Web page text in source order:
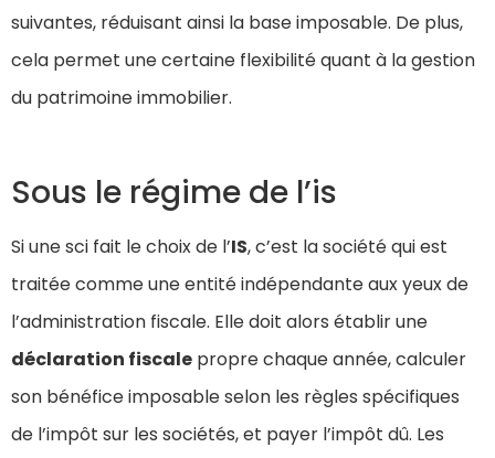
suivantes, réduisant ainsi la base imposable. De plus,
cela permet une certaine flexibilité quant à la gestion
du patrimoine immobilier.
Sous le régime de l’is
Si une sci fait le choix de l’IS, c’est la société qui est
traitée comme une entité indépendante aux yeux de
l’administration fiscale. Elle doit alors établir une
déclaration fiscale propre chaque année, calculer
son bénéfice imposable selon les règles spécifiques
de l’impôt sur les sociétés, et payer l’impôt dû. Les